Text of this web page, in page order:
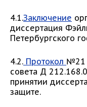
4.1.Заключение
диссертация
Петербургского
4.2. Протокол №21
совета Д
принятии
защите.